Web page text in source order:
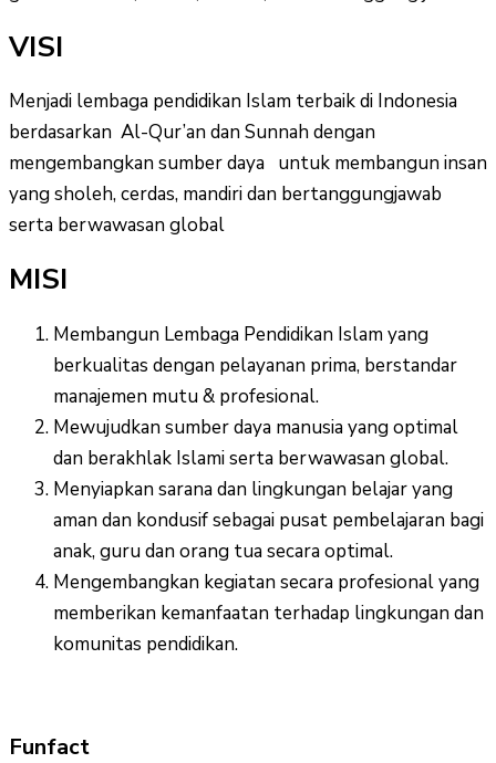
VISI
Menjadi lembaga pendidikan Islam terbaik di Indonesia
berdasarkan Al-Qur’an dan Sunnah dengan
mengembangkan sumber daya untuk membangun insan
yang sholeh, cerdas, mandiri dan bertanggungjawab
serta berwawasan global
MISI
Membangun Lembaga Pendidikan Islam yang
berkualitas dengan pelayanan prima, berstandar
manajemen mutu & profesional.
Mewujudkan sumber daya manusia yang optimal
dan berakhlak Islami serta berwawasan global.
Menyiapkan sarana dan lingkungan belajar yang
aman dan kondusif sebagai pusat pembelajaran bagi
anak, guru dan orang tua secara optimal.
Mengembangkan kegiatan secara profesional yang
memberikan kemanfaatan terhadap lingkungan dan
komunitas pendidikan.
Funfact